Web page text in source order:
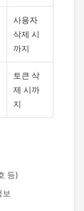
사용자
삭제 시
까지
토큰 삭
제 시까
지
등)
보